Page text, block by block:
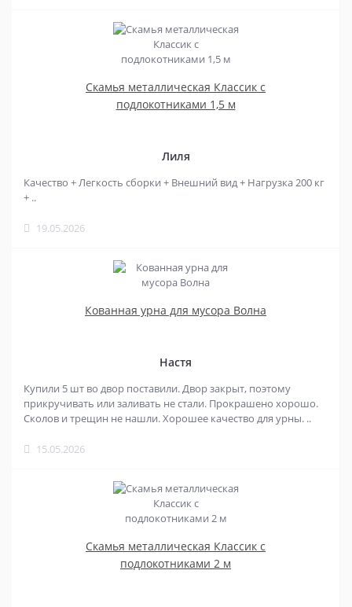
Скамья металлическая Классик с
подлокотниками 1,5 м
Лиля
Качество + Легкость сборки + Внешний вид + Нагрузка 200 кг
+ ..
19.05.2026
Кованная урна для мусора Волна
Настя
Купили 5 шт во двор поставили. Двор закрыт, поэтому
прикручивать или заливать не стали. Прокрашено хорошо.
Сколов и трещин не нашли. Хорошее качество для урны. ..
15.05.2026
Скамья металлическая Классик с
подлокотниками 2 м